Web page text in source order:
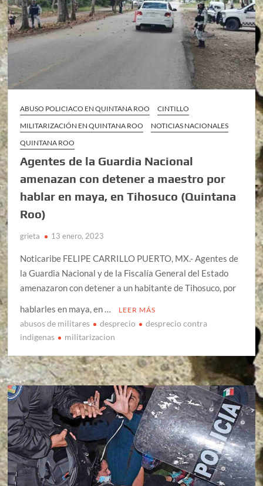
ABUSO POLICIACO EN QUINTANA ROO
CINTILLO
MILITARIZACIÓN EN QUINTANA ROO
NOTICIAS NACIONALES
QUINTANA ROO
Agentes de la Guardia Nacional
amenazan con detener a maestro por
hablar en maya, en Tihosuco (Quintana
Roo)
grieta 13 enero, 2023
Noticaribe FELIPE CARRILLO PUERTO, MX.- Agentes de
la Guardia Nacional y de la Fiscalía General del Estado
amenazaron con detener a un habitante de Tihosuco, por
hablarles en maya, en …
LEER MÁS
abusos de militares desprecio
desprecio contra
indigenas
militarizacion